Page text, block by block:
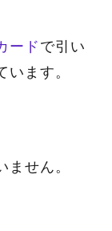
ードで引い
ます。
せん。